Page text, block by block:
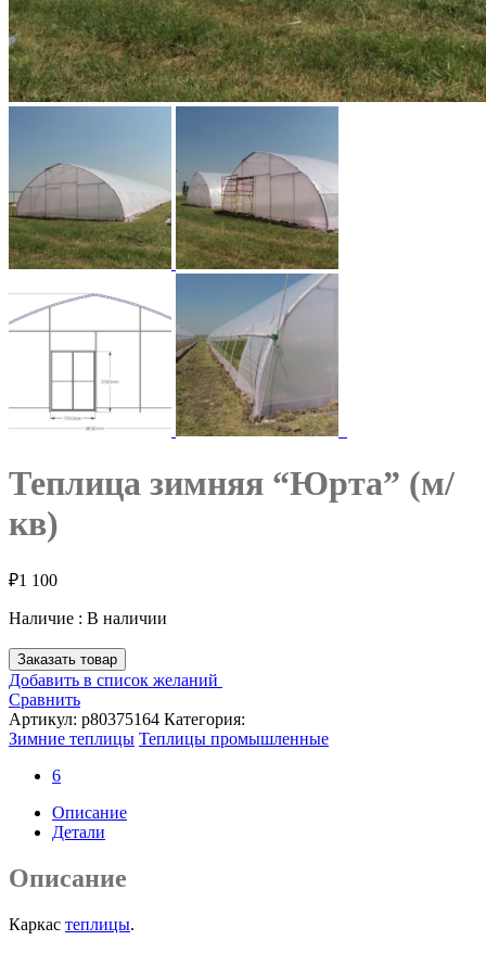
Теплица зимняя “Юрта” (м/
кв)
₽1 100
Наличие : В наличии
Заказать товар
Добавить в список желаний
Сравнить
Артикул: p80375164 Категория:
Зимние теплицы Теплицы промышленные
6
Описание
Детали
Описание
Каркас теплицы.